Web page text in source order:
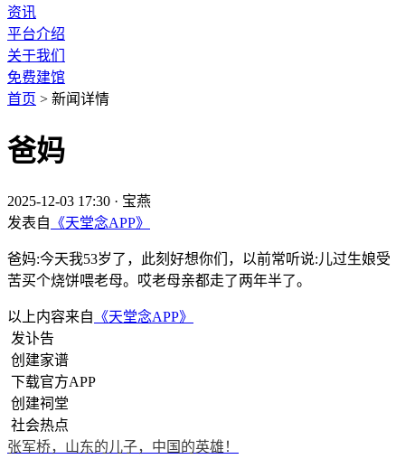
资讯
平台介绍
关于我们
免费建馆
首页 > 新闻详情
爸妈
2025-12-03 17:30 · 宝燕
发表自 《天堂念APP》
爸妈:今天我53岁了，此刻好想你们，以前常听说:儿过生娘受
苦买个烧饼喂老母。哎老母亲都走了两年半了。
以上内容来自 《天堂念APP》
发讣告
创建家谱
下载官方APP
创建祠堂
社会热点
张军桥，山东的儿子，中国的英雄！